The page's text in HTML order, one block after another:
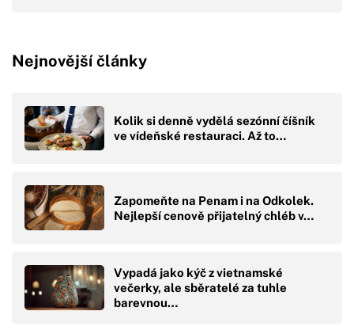
Nejnovější články
Kolik si denně vydělá sezónní číšník
ve vídeňské restauraci. Až to…
Zapomeňte na Penam i na Odkolek.
Nejlepší cenově přijatelný chléb v…
Vypadá jako kýč z vietnamské
večerky, ale sběratelé za tuhle
barevnou…